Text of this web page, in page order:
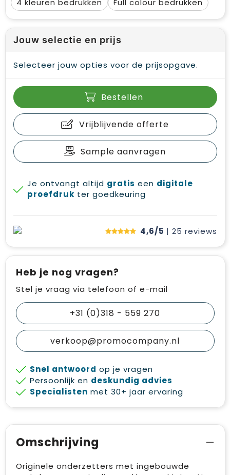
4
Full colour
Jouw selectie en prijs
Selecteer jouw opties voor de prijsopgave.
Bestellen
Vrijblijvende offerte
Sample aanvragen
Je ontvangt altijd gratis een digitale
proefdruk ter goedkeuring
4,6/5 | 25 reviews
Heb je nog vragen?
Stel je vraag via telefoon of e-mail
+31 (0)318 - 559 270
verkoop@promocompany.nl
Snel antwoord op je vragen
Persoonlijk en deskundig advies
Specialisten met 30+ jaar ervaring
Omschrijving
Originele onderzetters met ingebouwde